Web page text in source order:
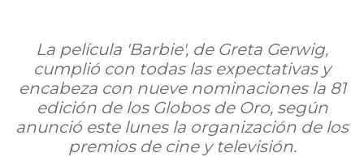
La película 'Barbie', de Greta Gerwig,
cumplió con todas las expectativas y
encabeza con nueve nominaciones la 81
edición de los Globos de Oro, según
anunció este lunes la organización de los
premios de cine y televisión.